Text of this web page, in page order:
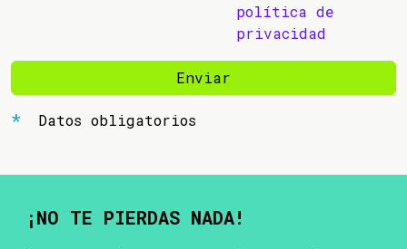
política de
privacidad
Enviar
Datos obligatorios
¡NO TE PIERDAS NADA!